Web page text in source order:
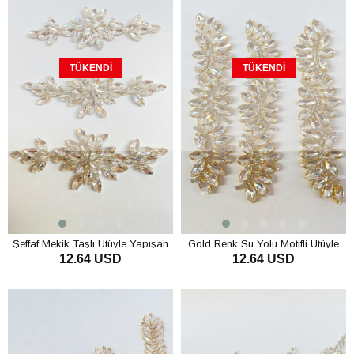
TÜKENDI
Şeffaf Mekik Taşlı Ütüyle Yapışan
Parlak Taşlı Aplik
12.64 USD
TÜKENDI
Gold Renk Su Yolu Motifli Ütüyle
Yapışan Parlak Taşlı Aplik
12.64 USD